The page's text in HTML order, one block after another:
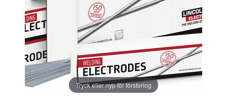
Kontakt
Tryck eller nyp för förstoring